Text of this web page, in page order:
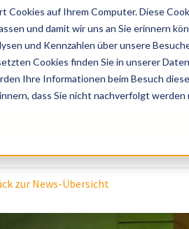
Cookies auf Ihrem Computer. Diese
und damit wir uns an Sie erinnern
und Kennzahlen über unsere
Cookies finden Sie in unserer
Ihre Informationen beim Besuch
dass Sie nicht nachverfolgt werden
zur News-Übersicht
...